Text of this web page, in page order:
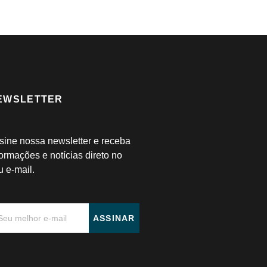
nossa newsletter e receba
e notícias direto no
e-mail.
ASSINAR